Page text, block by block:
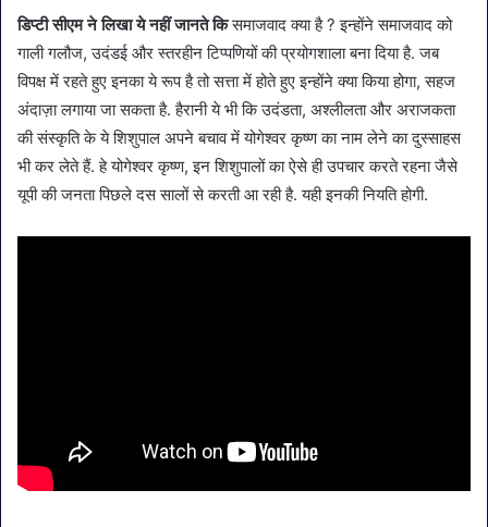
डिप्टी सीएम ने लिखा ये नहीं जानते किसमाजवाद क्या है ? इन्होंने समाजवाद को
गाली गलौज, उदंडई और स्तरहीन टिप्पणियों की प्रयोगशाला बना दिया है. जब
विपक्ष में रहते हुए इनका ये रूप है तो सत्ता में होते हुए इन्होंने क्या किया होगा, सहज
अंदाज़ा लगाया जा सकता है. हैरानी ये भी कि उदंडता, अश्लीलता और अराजकता
की संस्कृति के ये शिशुपाल अपने बचाव में योगेश्वर कृष्ण का नाम लेने का दुस्साहस
भी कर लेते हैं. हे योगेश्वर कृष्ण, इन शिशुपालों का ऐसे ही उपचार करते रहना जैसे
यूपी की जनता पिछले दस सालों से करती आ रही है. यही इनकी नियति होगी.